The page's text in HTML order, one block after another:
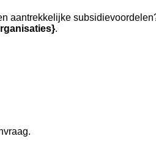
aantrekkelijke
.